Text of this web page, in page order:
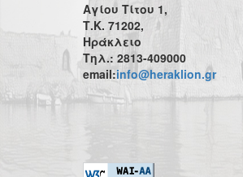
Αγίου Τίτου 1,
Τ.Κ. 71202,
Ηράκλειο
Τηλ.: 2813-409000
email:info@heraklion.gr